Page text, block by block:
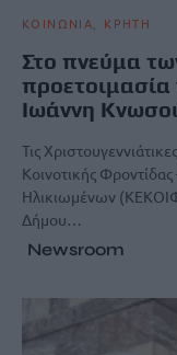
ΚΟΙΝΩΝΙΑ ΚΡΗΤΗ
Στο πνεύμα
Ιωάννη
Τις
Κοινοτικής
Ηλικιωμένων
Δήμου…
Newsroom